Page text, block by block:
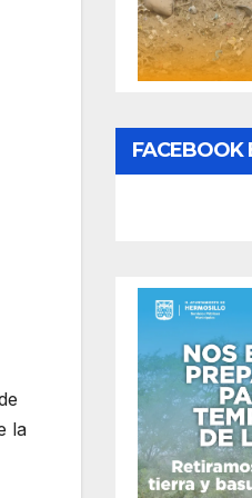
la
FACEBOOK